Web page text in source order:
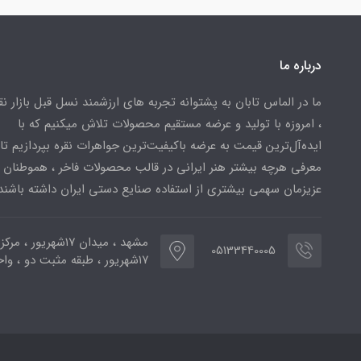
درباره ما
ما در الماس تابان به پشتوانه تجربه های ارزشمند نسل قبل بازار
، امروزه با تولید و عرضه مستقیم محصولات تلاش میکنیم که با
ایده‌آل‌ترین قیمت به عرضه باکیفیت‌ترین جواهرات نقره بپردازیم
معرفی هرچه بیشتر هنر ایرانی در قالب محصولات فاخر ، هموطنان
عزیزمان سهمی بیشتری از استفاده صنایع دستی ایران داشته
05133440005
مشهد ، میدان ۱۷شهریور
۱۷شهریور ، طبقه مثبت دو ، واحد ۷۷۳